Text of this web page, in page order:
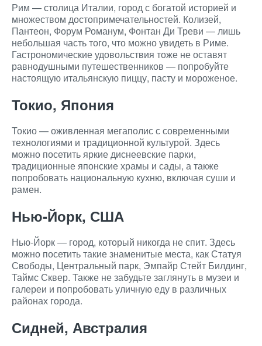
Рим — столица Италии, город с богатой историей и
множеством достопримечательностей. Колизей,
Пантеон, Форум Романум, Фонтан Ди Треви — лишь
небольшая часть того, что можно увидеть в Риме.
Гастрономические удовольствия тоже не оставят
равнодушными путешественников — попробуйте
настоящую итальянскую пиццу, пасту и мороженое.
Токио, Япония
Токио — оживленная мегаполис с современными
технологиями и традиционной культурой. Здесь
можно посетить яркие диснеевские парки,
традиционные японские храмы и сады, а также
попробовать национальную кухню, включая суши и
рамен.
Нью-Йорк, США
Нью-Йорк — город, который никогда не спит. Здесь
можно посетить такие знаменитые места, как Статуя
Свободы, Центральный парк, Эмпайр Стейт Билдинг,
Таймс Сквер. Также не забудьте заглянуть в музеи и
галереи и попробовать уличную еду в различных
районах города.
Сидней, Австралия